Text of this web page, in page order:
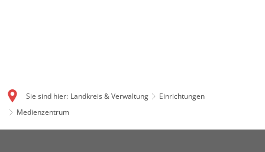
Sie sind hier: Landkreis & Verwaltung
Einrichtungen
Medienzentrum